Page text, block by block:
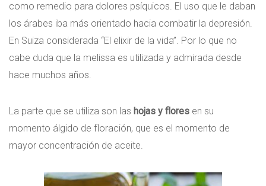
como remedio para dolores psíquicos. El uso que le daban
los árabes iba más orientado hacia combatir la depresión.
En Suiza considerada “El elixir de la vida”. Por lo que no
cabe duda que la melissa es utilizada y admirada desde
hace muchos años.
La parte que se utiliza son las hojas y flores en su
momento álgido de floración, que es el momento de
mayor concentración de aceite.